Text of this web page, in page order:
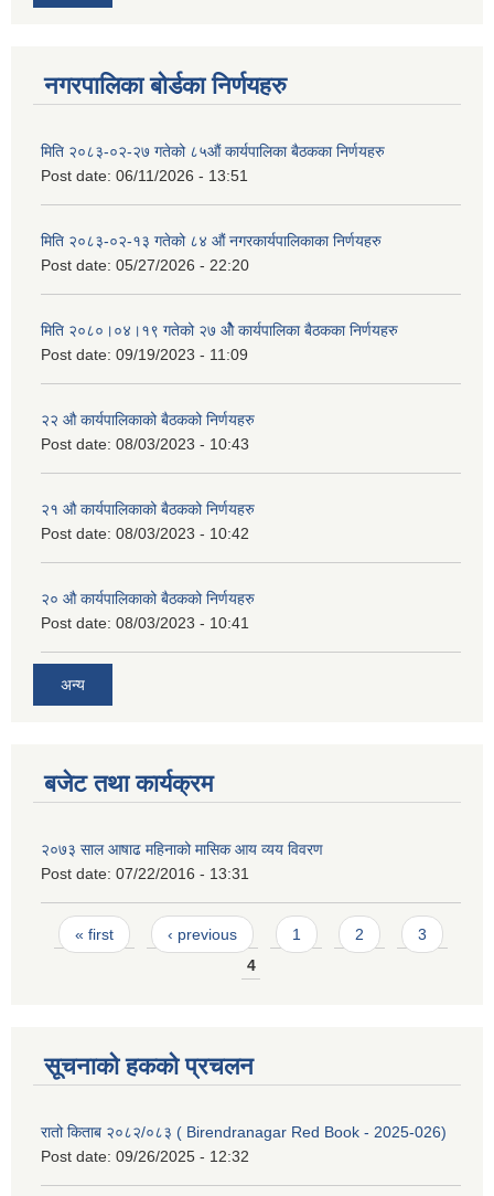
नगरपालिका बोर्डका निर्णयहरु
मिति २०८३-०२-२७ गतेको ८५औं कार्यपालिका बैठकका निर्णयहरु
Post date: 06/11/2026 - 13:51
मिति २०८३-०२-१३ गतेको ८४ औं नगरकार्यपालिकाका निर्णयहरु
Post date: 05/27/2026 - 22:20
मिति २०८०।०४।१९ गतेको २७ ‌‍‌ओेै कार्यपालिका बैठकका निर्णयहरु
Post date: 09/19/2023 - 11:09
२‍२ औ कार्यपालिकाको बैठकको निर्णयहरु
Post date: 08/03/2023 - 10:43
२‍१ औ कार्यपालिकाको बैठकको निर्णयहरु
Post date: 08/03/2023 - 10:42
२‍० औ कार्यपालिकाको बैठकको निर्णयहरु
Post date: 08/03/2023 - 10:41
अन्य
बजेट तथा कार्यक्रम
२०७३ साल आषाढ महिनाको मासिक आय व्यय विवरण
Post date: 07/22/2016 - 13:31
Pages
« first ‹ previous 1 2
3
4
सूचनाको हकको प्रचलन
रातो किताब २०८२/०८३ ( Birendranagar Red Book - 2025-026)
Post date: 09/26/2025 - 12:32